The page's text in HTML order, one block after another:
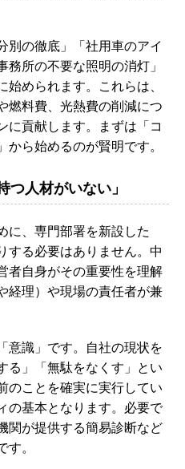
別の徹底」「社用車のアイ
務所の不要な照明の消灯」
始められます。これらは、
燃料費、光熱費の削減につ
に貢献します。まずは「コ
ら始めるのが賢明です。
人材がいない」
に、専門部署を新設した
する必要はありません。中
者自身がその重要性を理解
経理）や現場の責任者が兼
意識」です。自社の現状を
る」「無駄をなくす」とい
のことを確実に実行してい
の基本となります。必要で
関が提供する簡易診断など
。